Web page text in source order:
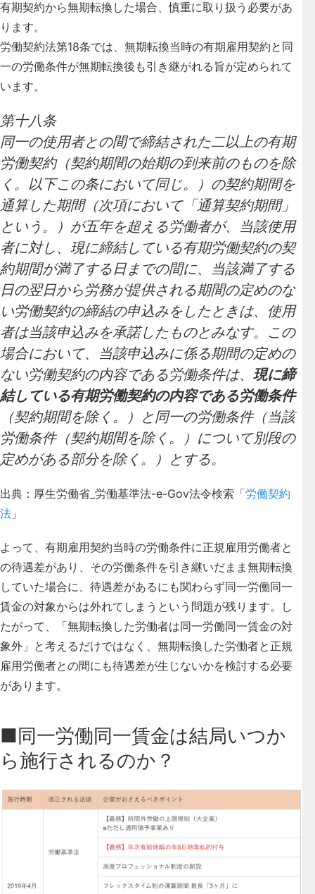
有期契約から無期転換した場合、慎重に取り扱う必要があ
ります。
労働契約法第18条では、無期転換当時の有期雇用契約と同
一の労働条件が無期転換後も引き継がれる旨が定められて
います。
第十八条
同一の使用者との間で締結された二以上の有期
労働契約（契約期間の始期の到来前のものを除
く。以下この条において同じ。）の契約期間を
通算した期間（次項において「通算契約期間」
という。）が五年を超える労働者が、当該使用
者に対し、現に締結している有期労働契約の契
約期間が満了する日までの間に、当該満了する
日の翌日から労務が提供される期間の定めのな
い労働契約の締結の申込みをしたときは、使用
者は当該申込みを承諾したものとみなす。この
場合において、当該申込みに係る期間の定めの
ない労働契約の内容である労働条件は、 現に締
結している有期労働契約の内容である労働条件
（契約期間を除く。）と同一の労働条件（当該
労働条件（契約期間を除く。）について別段の
定めがある部分を除く。）とする。
出典：厚生労働省_労働基準法-e-Gov法令検索「労働契約
法 」
よって、有期雇用契約当時の労働条件に正規雇用労働者と
の待遇差があり、その労働条件を引き継いだまま無期転換
していた場合に、待遇差があるにも関わらず同一労働同一
賃金の対象からは外れてしまうという問題が残ります。し
たがって、「無期転換した労働者は同一労働同一賃金の対
象外」と考えるだけではなく、 無期転換した労働者と正規
雇用労働者との間にも待遇差が生じないかを検討する必要
があります。
■同一労働同一賃金は結局いつか
ら施行されるのか？